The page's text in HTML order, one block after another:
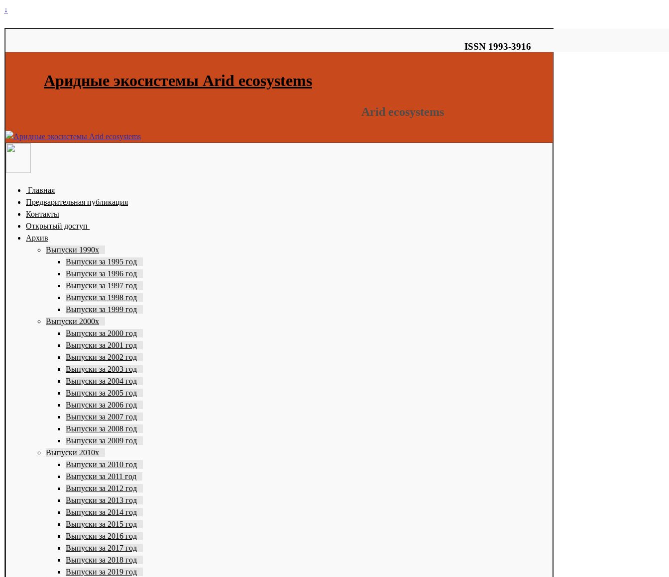
↓
ISSN 1993-3916
Аридные экосистемы Arid ecosystems
Arid ecosystems
Главная
Предварительная публикация
Контакты
Открытый доступ
Архив
Выпуски 1990х
Выпуски за 1995 год
Выпуски за 1996 год
Выпуски за 1997 год
Выпуски за 1998 год
Выпуски за 1999 год
Выпуски 2000х
Выпуски за 2000 год
Выпуски за 2001 год
Выпуски за 2002 год
Выпуски за 2003 год
Выпуски за 2004 год
Выпуски за 2005 год
Выпуски за 2006 год
Выпуски за 2007 год
Выпуски за 2008 год
Выпуски за 2009 год
Выпуски 2010х
Выпуски за 2010 год
Выпуски за 2011 год
Выпуски за 2012 год
Выпуски за 2013 год
Выпуски за 2014 год
Выпуски за 2015 год
Выпуски за 2016 год
Выпуски за 2017 год
Выпуски за 2018 год
Выпуски за 2019 год